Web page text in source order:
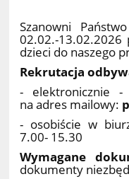
Szanowni
02.02.-13.02.2026
dzieci do naszego
Rekrutacja
- elektronicznie -
na adres mailowy:
- osobiście w
7.00- 15.30
Wymagane
dokumenty